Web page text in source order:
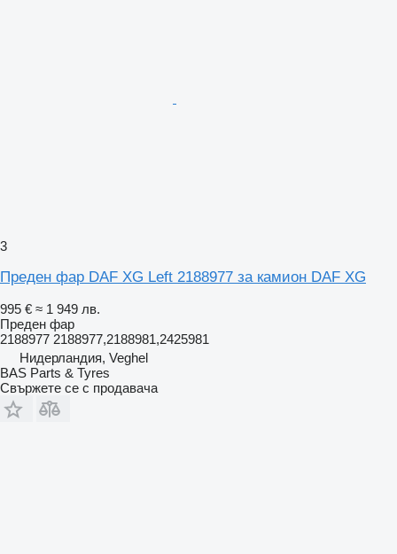
3
Преден фар DAF XG Left 2188977 за камион DAF XG
995 € ≈ 1 949 лв.
Преден фар
2188977 2188977,2188981,2425981
Нидерландия, Veghel
BAS Parts & Tyres
Свържете се с продавача